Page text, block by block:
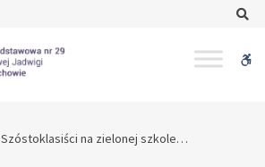
Szóstoklasiści na zielonej szkole…